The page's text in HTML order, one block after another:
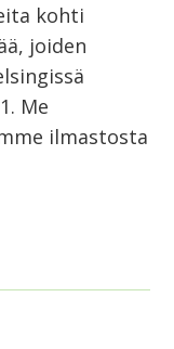
kohti
joiden
Me
ilmastosta